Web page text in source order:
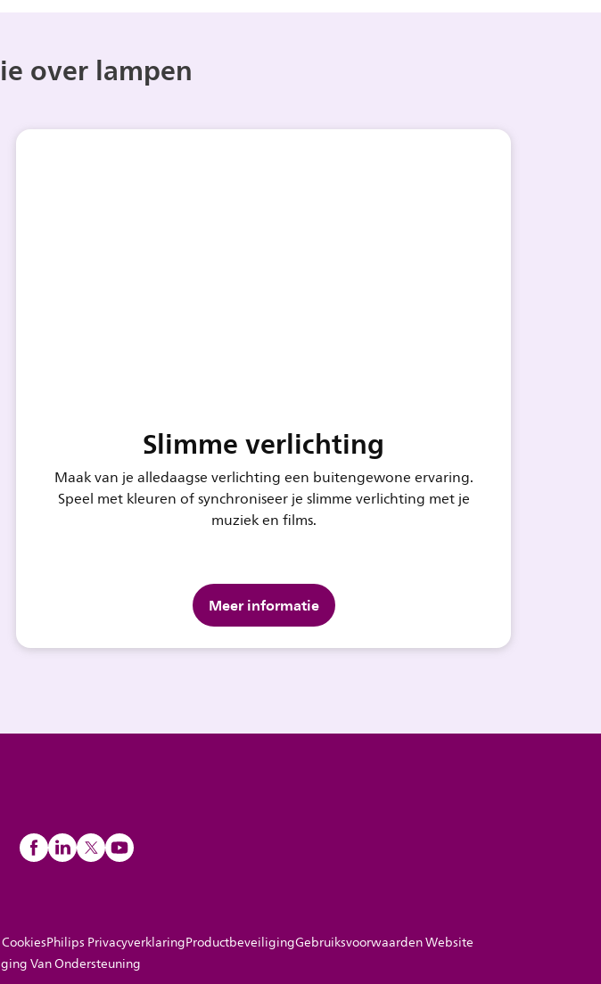
over lampen
Slimme verlichting
Maak van je alledaagse verlichting een buitengewone ervaring.
Speel met kleuren of synchroniseer je slimme verlichting met je
muziek en films.
Meer informatie
Philips PrivacyverklaringProductbeveiligingGebruiksvoorwaarden Website
Van Ondersteuning